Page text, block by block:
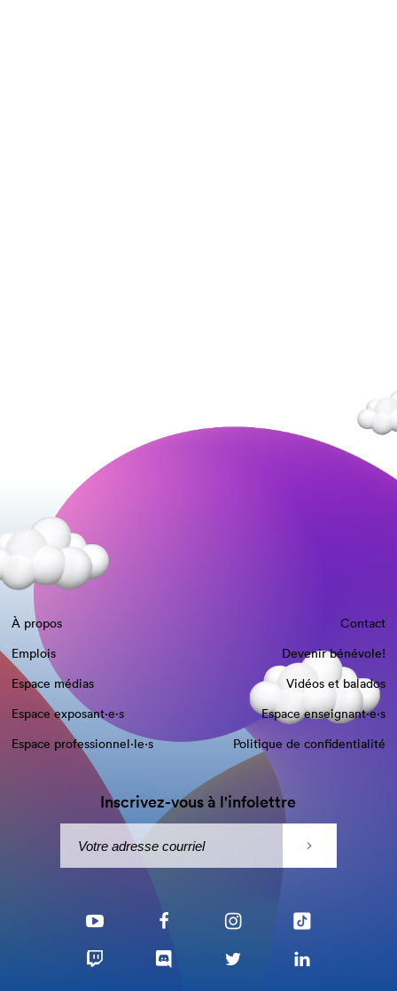
À propos
Contact
Emplois
Devenir bénévole!
Espace médias
Vidéos et balados
Espace exposant·e⋅s
Espace enseignant·e⋅s
Espace professionnel·le⋅s
Politique de confidentialité
Inscrivez-vous à l'infolettre